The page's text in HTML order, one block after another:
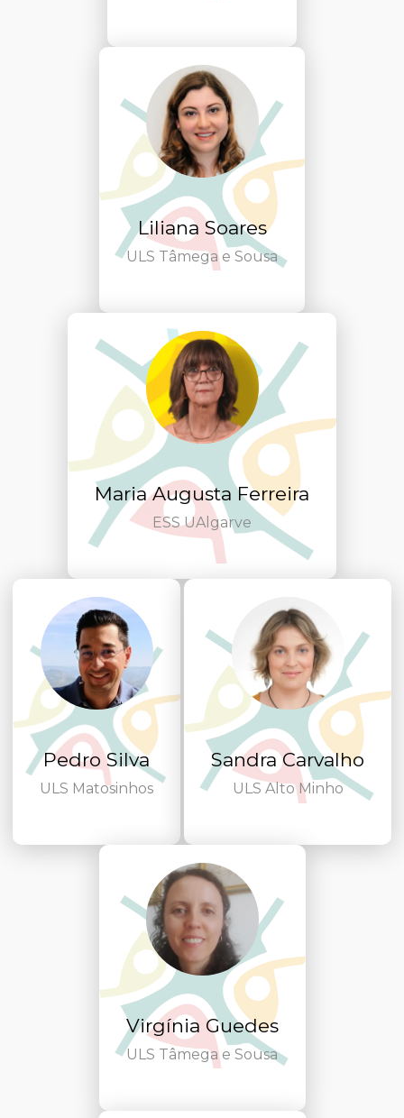
Liliana Soares
ULS Tâmega e Sousa
Maria Augusta Ferreira
ESS UAlgarve
Pedro Silva
ULS Matosinhos
Sandra Carvalho
ULS Alto Minho
Virgínia Guedes
ULS Tâmega e Sousa